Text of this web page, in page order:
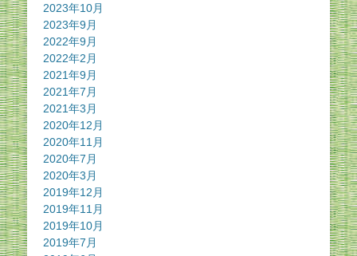
2023年10月
2023年9月
2022年9月
2022年2月
2021年9月
2021年7月
2021年3月
2020年12月
2020年11月
2020年7月
2020年3月
2019年12月
2019年11月
2019年10月
2019年7月